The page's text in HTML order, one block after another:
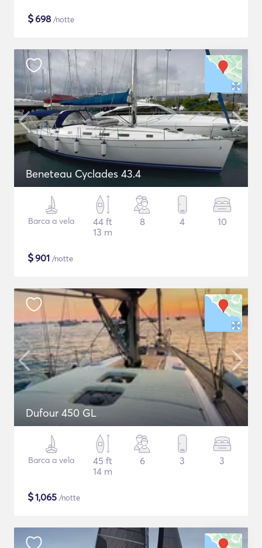
$698 /notte
Beneteau Cyclades 43.4
Barca a vela
44 ft
13 m
8 4 10
$901 /notte
Dufour 450 GL
Barca a vela
45 ft
14 m
6 3 3
$1,065 /notte